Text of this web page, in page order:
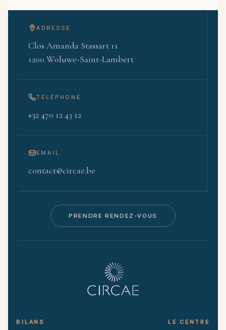
ADRESSE
Clos Amanda Stassart 11
1200 Woluwe-Saint-Lambert
TÉLÉPHONE
+32 470 12 43 12
EMAIL
contact@circae.be
PRENDRE RENDEZ-VOUS
BILANS LE CENTRE